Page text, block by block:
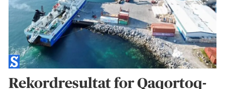
Rekordresultat for Qaqortoq-